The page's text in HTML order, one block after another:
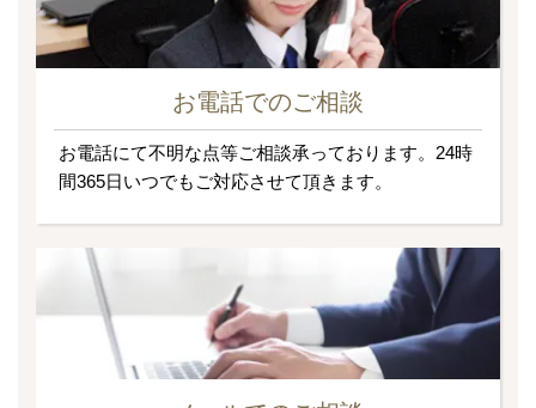
お電話でのご相談
お電話にて不明な点等ご相談承っております。24時
間365日いつでもご対応させて頂きます。